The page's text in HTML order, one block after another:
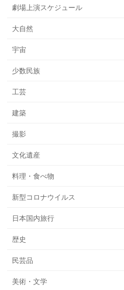
劇場上演スケジュール
大自然
宇宙
少数民族
工芸
建築
撮影
文化遺産
料理・食べ物
新型コロナウイルス
日本国内旅行
歴史
民芸品
美術・文学